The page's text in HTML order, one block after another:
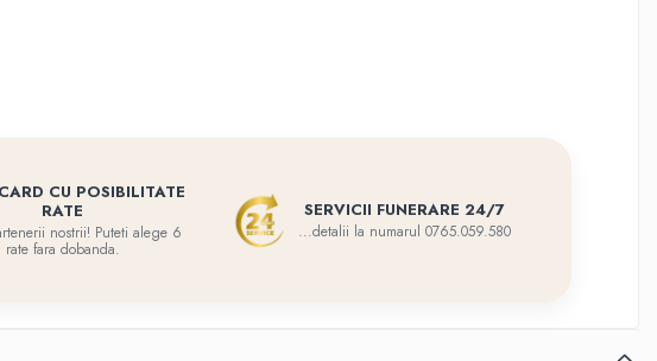
CU POSIBILITATE
RATE
nostrii! Puteti alege 6
rate fara dobanda.
SERVICII FUNERARE 24/7
...detalii la numarul 0765.059.580